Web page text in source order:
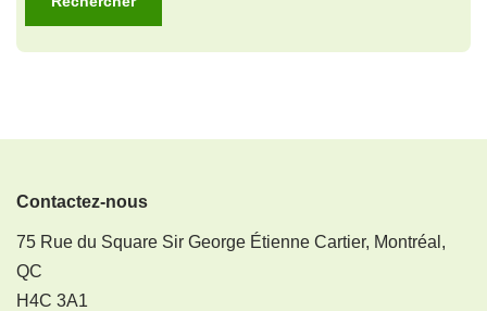
Contactez-nous
75 Rue du Square Sir George Étienne Cartier, Montréal,
QC
H4C 3A1